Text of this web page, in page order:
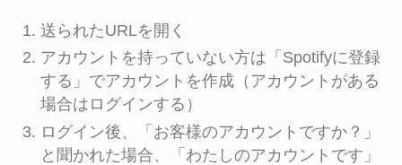
送られたURLを開く
アカウントを持っていない方は「Spotifyに登録
する」でアカウントを作成（アカウントがある
場合はログインする）
ログイン後、「お客様のアカウントですか？」
と聞かれた場合、「わたしのアカウントです」